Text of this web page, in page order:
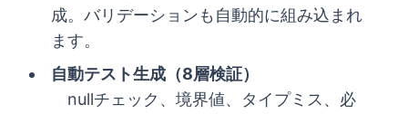
成。バリデーションも自動的に組み込まれ
ます。
自動テスト生成（8層検証）
nullチェック、境界値、タイプミス、必